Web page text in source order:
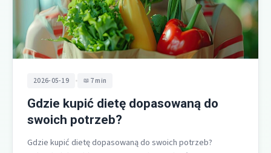
2026-05-19 • 7 min
Gdzie kupić dietę dopasowaną do
swoich potrzeb?
Gdzie kupić dietę dopasowaną do swoich potrzeb?